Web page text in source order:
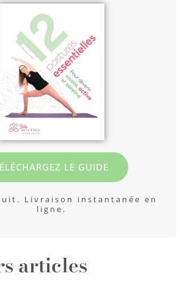
LE GUIDE
Livraison instantanée en
ligne.
articles